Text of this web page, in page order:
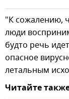
"К сожалению,
люди
будто речь
опасное
летальным
Читайте